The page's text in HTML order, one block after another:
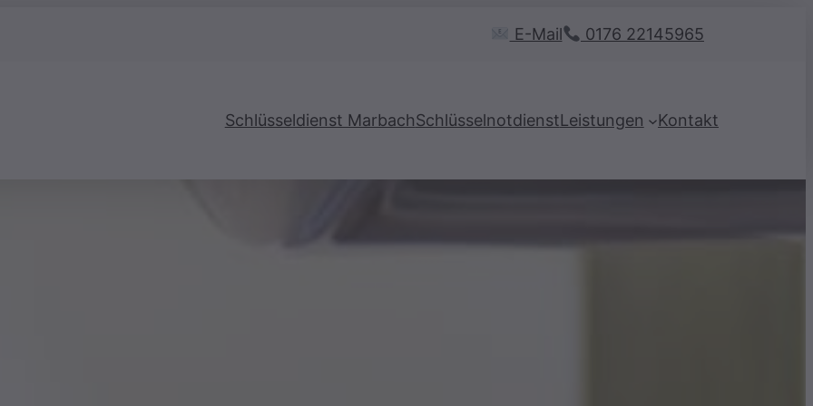
E-Mail 0176 22145965
Schlüsseldienst MarbachSchlüsselnotdienstLeistungen Kontakt